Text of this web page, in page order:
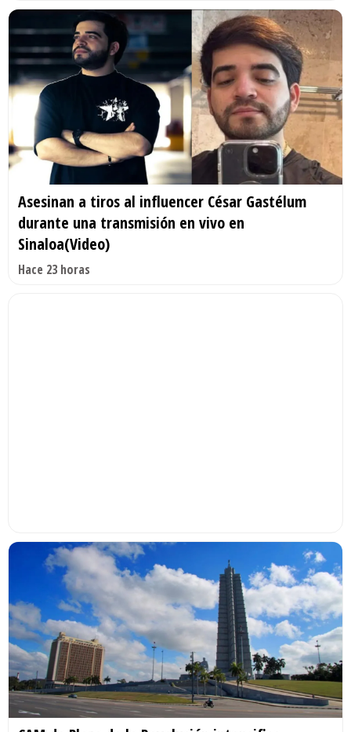
Asesinan a tiros al influencer César Gastélum
durante una transmisión en vivo en
Sinaloa(Video)
Hace 23 horas